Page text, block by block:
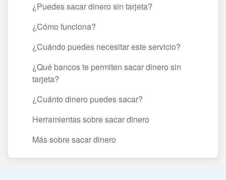
¿Puedes sacar dinero sin tarjeta?
¿Cómo funciona?
¿Cuándo puedes necesitar este servicio?
¿Qué bancos te permiten sacar dinero sin
tarjeta?
¿Cuánto dinero puedes sacar?
Herramientas sobre sacar dinero
Más sobre sacar dinero